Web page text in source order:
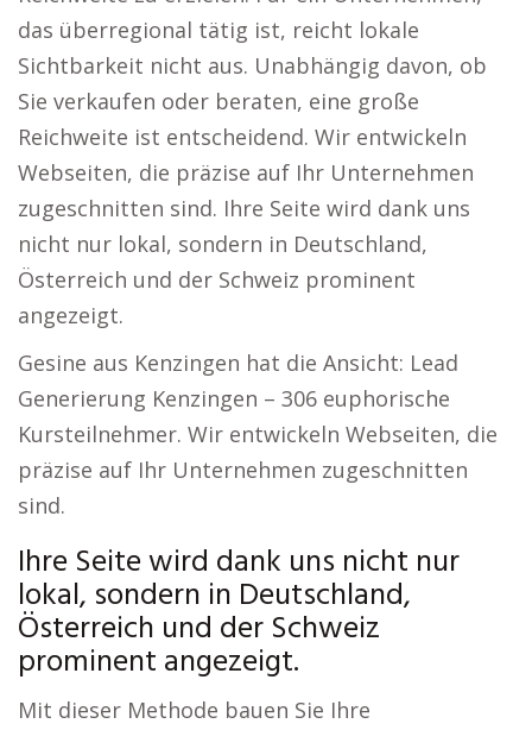
das überregional tätig ist, reicht lokale
Sichtbarkeit nicht aus. Unabhängig davon, ob
Sie verkaufen oder beraten, eine große
Reichweite ist entscheidend. Wir entwickeln
Webseiten, die präzise auf Ihr Unternehmen
zugeschnitten sind. Ihre Seite wird dank uns
nicht nur lokal, sondern in Deutschland,
Österreich und der Schweiz prominent
angezeigt.
Gesine aus Kenzingen hat die Ansicht: Lead
Generierung Kenzingen – 306 euphorische
Kursteilnehmer. Wir entwickeln Webseiten, die
präzise auf Ihr Unternehmen zugeschnitten
sind.
Ihre Seite wird dank uns nicht nur
lokal, sondern in Deutschland,
Österreich und der Schweiz
prominent angezeigt.
Mit dieser Methode bauen Sie Ihre